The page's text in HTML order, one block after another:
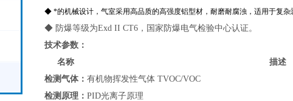
◆ *的机械设计，气室采用高品质的高强度铝型材，耐磨耐腐浊，适用于复
◆ 防爆等级为Exd II CT6，国家防爆电气检验中心认证。
技术参数：
名称
描述
检测气体： 有机物挥发性气体 TVOC/VOC
检测原理： PID光离子原理